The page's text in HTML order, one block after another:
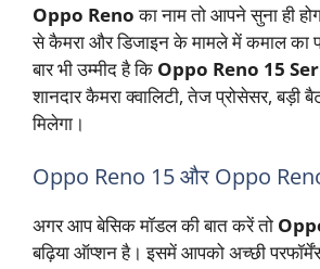
Oppo Renoका नाम तो आपने सुना ही
से कैमरा और डिजाइन के मामले में कमाल का
बार भी उम्मीद है कि Oppo Reno 15
शानदार कैमरा क्वालिटी, तेज प्रोसेसर, बड़ी
मिलेगा।
Oppo Reno 15 और Oppo
अगर आप बेसिक मॉडल की बात करें तो
बढ़िया ऑप्शन है। इसमें आपको अच्छी परफॉर्मेंस